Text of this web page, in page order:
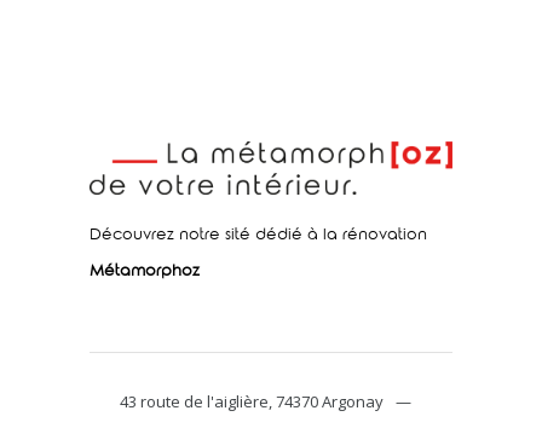
Découvrez notre sité dédié à la rénovation
Métamorphoz
43 route de l'aiglière, 74370 Argonay —